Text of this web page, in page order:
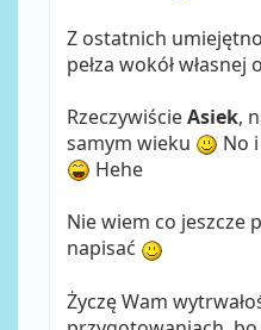
Z ostatnich
pełza wokół własnej
RzeczywiścieAsiek,
samym wieku
No
Hehe
Nie wiem co jeszcze
napisać
Życzę Wam